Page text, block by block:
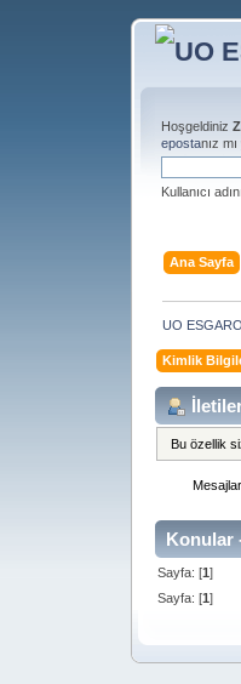
Hoşgeldiniz
epostanız
Kullanıcı
Ana Sayfa
UO
Kimlik
Bu özellik
Mesajlar
Konular
Sayfa: [1]
Sayfa: [1]